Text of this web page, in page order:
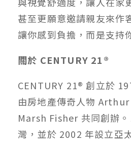
甚至更願意邀請親友來作
讓你感到負擔，而是支持
關於 CENTURY 21®
CENTURY 21® 創立於
由房地產傳奇人物
Marsh Fisher 共同創辦
灣，並於 2002 年設立亞